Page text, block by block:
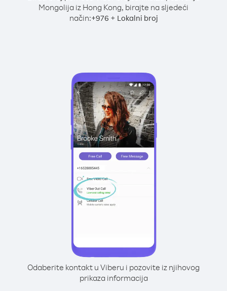
Mongolija iz Hong Kong, birajte na sljedeći
način:+976 + Lokalni broj
Odaberite kontakt u Viberu i pozovite iz njihovog
prikaza informacija